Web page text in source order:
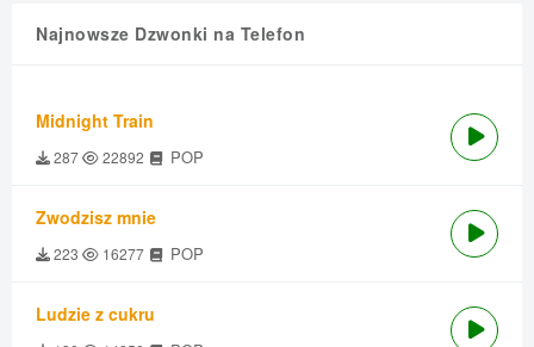
Najnowsze Dzwonki na Telefon
Midnight Train
287 22892 POP
Zwodzisz mnie
223 16277 POP
Ludzie z cukru